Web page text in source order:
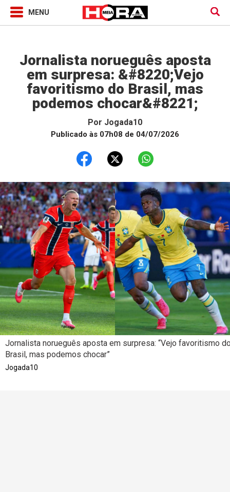
Jornalista norueguês aposta
em surpresa: &#8220;Vejo
favoritismo do Brasil, mas
podemos chocar&#8221;
Por Jogada10
Publicado às 07h08 de 04/07/2026
Jornalista norueguês aposta em surpresa: “Vejo favoritismo
Brasil, mas podemos chocar”
Jogada10